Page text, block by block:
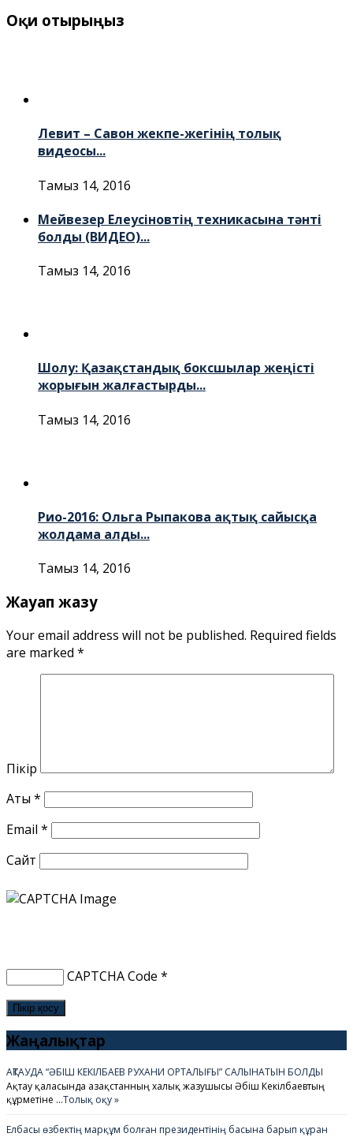
Оқи отырыңыз
Левит – Савон жекпе-жегінің толық
видеосы...
Тамыз 14, 2016
Мейвезер Елеусіновтің техникасына тәнті
болды (ВИДЕО)...
Тамыз 14, 2016
Шолу: Қазақстандық боксшылар жеңісті
жорығын жалғастырды...
Тамыз 14, 2016
Рио-2016: Ольга Рыпакова ақтық сайысқа
жолдама алды...
Тамыз 14, 2016
Жауап жазу
Your email address will not be published. Required fields
are marked *
Пікір
Аты *
Email *
Сайт
CAPTCHA Code *
Жаңалықтар
АҚТАУДА “ӘБІШ КЕКІЛБАЕВ РУХАНИ ОРТАЛЫҒЫ” САЛЫНАТЫН БОЛДЫ
Ақтау қаласында Қазақстанның халық жазушысы Әбіш Кекілбаевтың
құрметіне …Толық оқу »
Елбасы өзбектің марқұм болған президентінің басына барып құран